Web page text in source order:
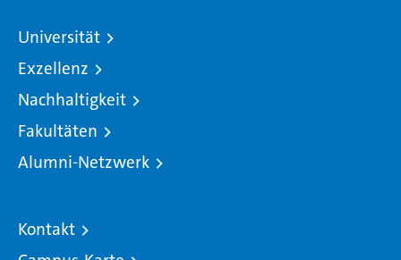
Universität
Exzellenz
Nachhaltigkeit
Fakultäten
Alumni-Netzwerk
Kontakt